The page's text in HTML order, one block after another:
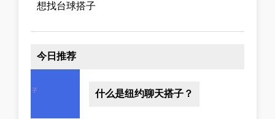
想找台球搭子
今日推荐
什么是纽约聊天搭子？